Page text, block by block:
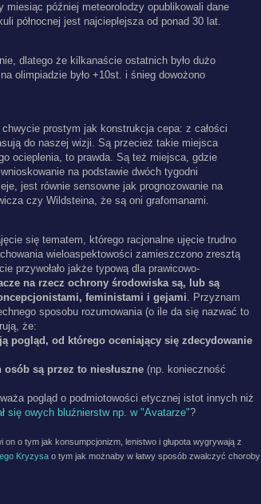
miesiąc później meteorolodzy opublikowali dane
północnej jest najcieplejsza od ponad 30 lat.
dlatego że kilkanaście ostatnich było dużo
olimpiadzie było +10st. i śnieg dowożono
prostym jak konstrukcja cepa: z całości
do naszej wizji. Są przecież takie miejsca
ocieplenia, to prawda. Są też miejsca, gdzie
na podstawie dwóch tygodni
jest równie sensowne jak prognozowanie na
czy Wildsteina, że są oni grafomanami.
się tematem, którego racjonalne ujęcie trudno
wieloaspektowości zamieszczono zresztą
przywołało jakże typową dla prawicowo-
na rzecz ochrony środowiska są, lub są
feministami i gejami. Przyznam
sposobu rozumowania (o ile da się nazwać to
że:
pogląd, od którego oceniający się zdecydowanie
są przez to niesłuszne (np. konieczność
pogląd o podmiotowości etycznej istot innych niż
się owych bluźnierstw np. w "Avatarze"?
on o tym jak konsumpcjonizm, lenistwo i głupota wygrywają z
Kryzysa o tym jak możnaby w łatwy sposób zwalczyć choroby